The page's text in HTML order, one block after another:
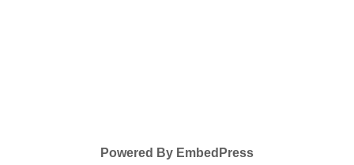
Powered By EmbedPress